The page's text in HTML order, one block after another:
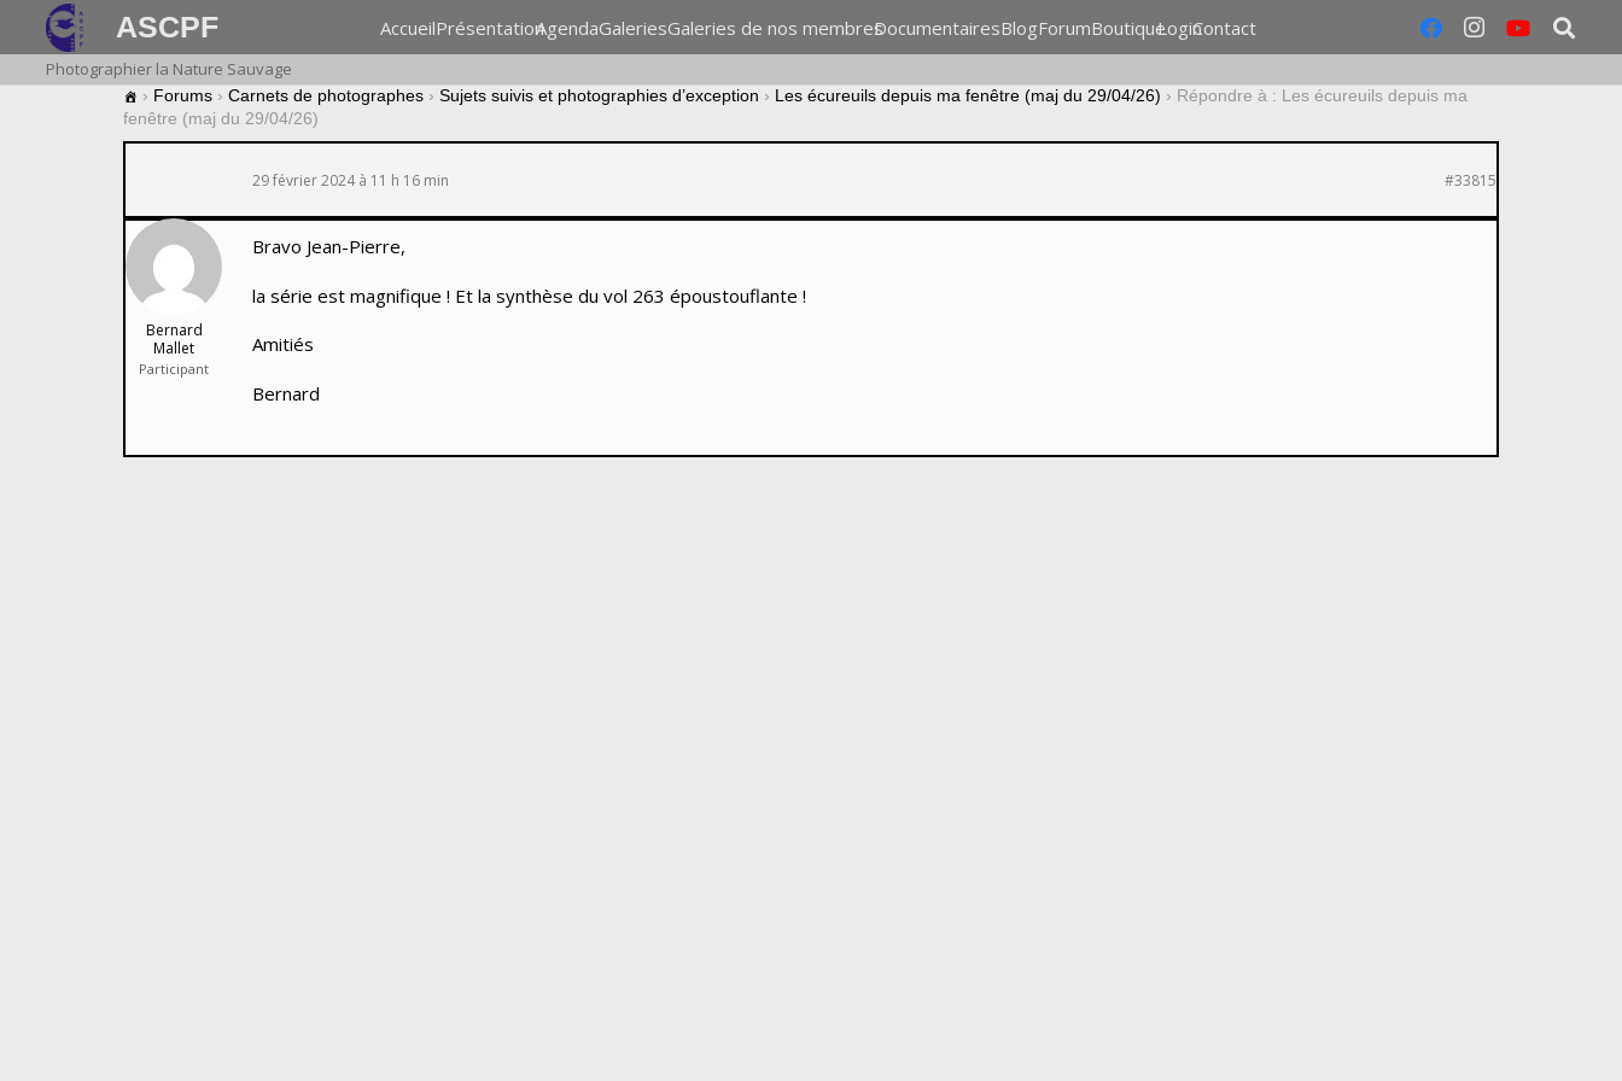
ASCPF AccueilPrésentationAgendaGaleriesGaleries de nos membresDocumentairesBlogForumBoutiqueLoginContact
Photographier la Nature Sauvage
› Forums › Carnets de photographes › Sujets suivis et photographies d’exception › Les écureuils depuis ma fenêtre (maj du 29/04/26) › Répondre à : Les écureuils depuis ma
fenêtre (maj du 29/04/26)
29 février 2024 à 11 h 16 min #33815
Bernard
Mallet
Participant
Bravo Jean-Pierre,
la série est magnifique ! Et la synthèse du vol 263 époustouflante !
Amitiés
Bernard